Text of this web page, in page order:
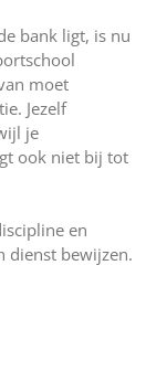
bank ligt, is nu
moet
Jezelf
je
ook niet bij tot
en
dienst bewijzen.